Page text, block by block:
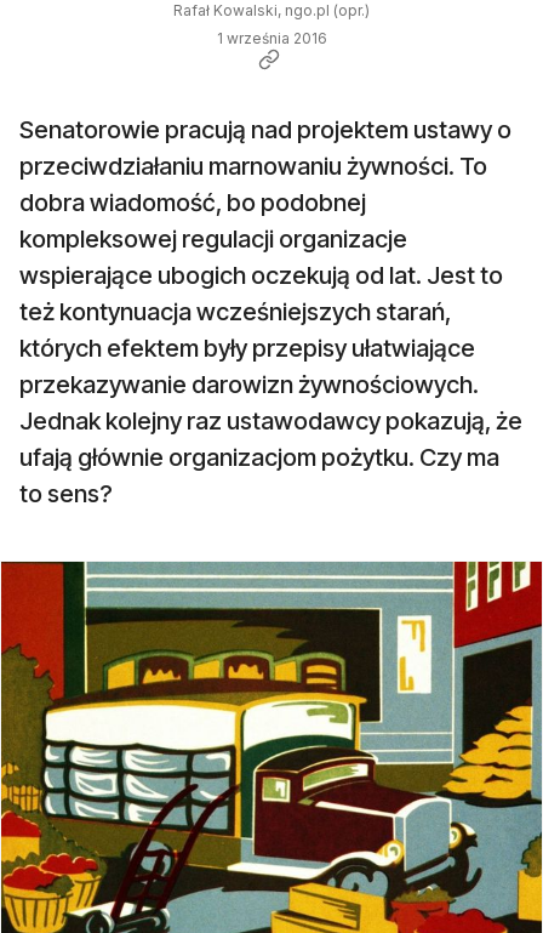
Rafał Kowalski, ngo.pl (opr.)
1 września 2016
Senatorowie pracują nad projektem ustawy o
przeciwdziałaniu marnowaniu żywności. To
dobra wiadomość, bo podobnej
kompleksowej regulacji organizacje
wspierające ubogich oczekują od lat. Jest to
też kontynuacja wcześniejszych starań,
których efektem były przepisy ułatwiające
przekazywanie darowizn żywnościowych.
Jednak kolejny raz ustawodawcy pokazują, że
ufają głównie organizacjom pożytku. Czy ma
to sens?